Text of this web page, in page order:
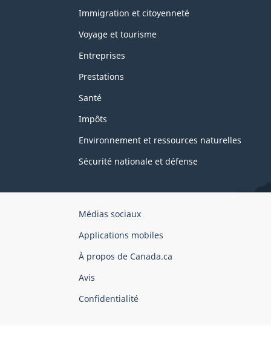
sujets
Immigration et citoyenneté
Voyage et tourisme
Entreprises
Prestations
Santé
Impôts
Environnement et ressources naturelles
Sécurité nationale et défense
Organisation
gouvernement
du
Canada
Médias sociaux
Applications mobiles
À propos de Canada.ca
Avis
Confidentialité